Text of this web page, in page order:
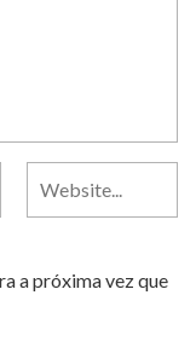
a próxima vez que